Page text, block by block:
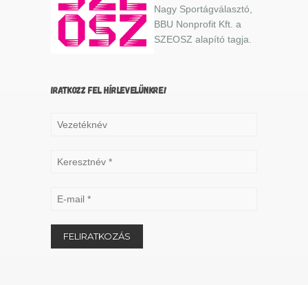
Nagy Sportágválasztó,
BBU Nonprofit Kft. a
SZEOSZ alapító tagja.
IRATKOZZ FEL HÍRLEVELÜNKRE!